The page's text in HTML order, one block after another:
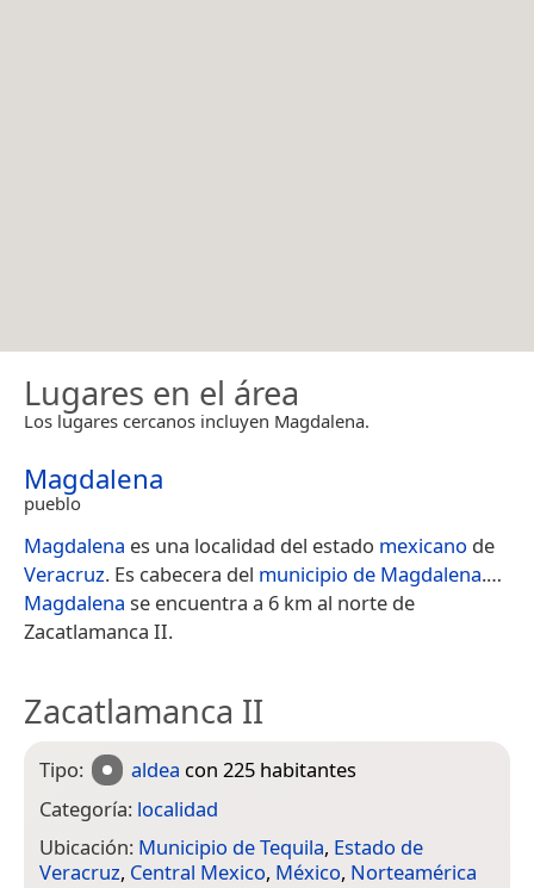
Lugares en el área
Los lugares cercanos incluyen Magdalena.
Magdalena
pueblo
Magdalena es una localidad del estado mexicano de
Veracruz. Es cabecera del municipio de Magdalena.​…
Magdalena se encuentra a 6 km al norte de
Zacatlamanca II.
Zacatlamanca II
Tipo: aldea con 225 habitantes
Categoría: localidad
Ubicación: Municipio de Tequila, Estado de
Veracruz, Central Mexico, México, Norteamérica